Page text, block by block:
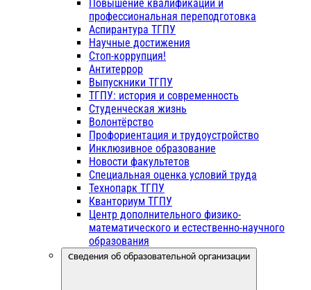
Повышение квалификации и
профессиональная переподготовка
Аспирантура ТГПУ
Научные достижения
Стоп-коррупция!
Антитеррор
Выпускники ТГПУ
ТГПУ: история и современность
Студенческая жизнь
Волонтёрство
Профориентация и трудоустройство
Инклюзивное образование
Новости факультетов
Специальная оценка условий труда
Технопарк ТГПУ
Кванториум ТГПУ
Центр дополнительного физико-
математического и естественно-научного
образования
Сведения об образовательной организации